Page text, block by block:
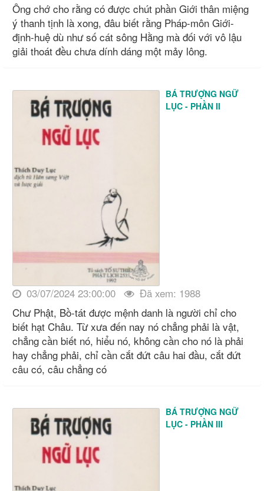
Ông chớ cho rằng có được chút phần Giới thân miệng
ý thanh tịnh là xong, đâu biết rằng Pháp-môn Giới-
định-huệ dù như số cát sông Hằng mà đối với vô lậu
giải thoát đều chưa dính dáng một mảy lông.
BÁ TRƯỢNG NGỮ
LỤC - PHẦN II
03/07/2024 23:00:00
Đã xem: 1988
Chư Phật, Bồ-tát được mệnh danh là người chỉ cho
biết hạt Châu. Từ xưa đến nay nó chẳng phải là vật,
chẳng cần biết nó, hiểu nó, không cần cho nó là phải
hay chẳng phải, chỉ cần cắt đứt câu hai đầu, cắt đứt
câu có, câu chẳng có
BÁ TRƯỢNG NGỮ
LỤC - PHẦN III